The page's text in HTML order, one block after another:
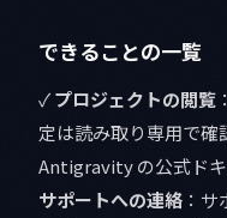
できることの一覧
✓プロジェクトの閲覧
定は読み取り専用で確
Antigravity の公式ドキ
サポートへの連絡 ：